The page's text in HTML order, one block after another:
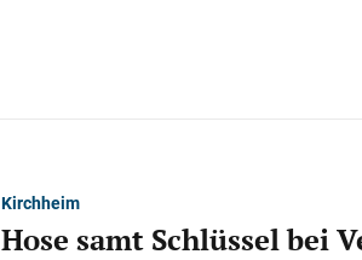
Kirchheim
Hose samt Schlüssel bei